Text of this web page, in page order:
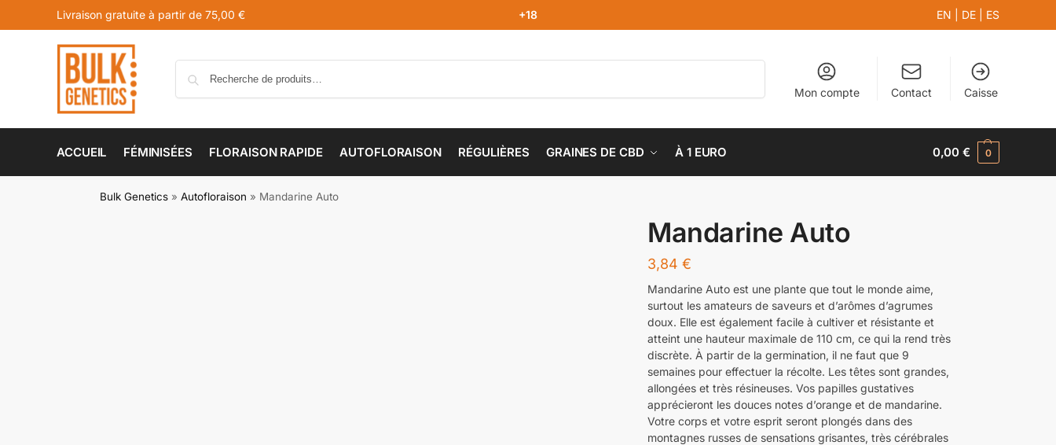
Livraison gratuite à partir de 75,00 € +18 EN DE ES
Mon compte Contact Caisse
ACCUEIL FÉMINISÉES FLORAISON RAPIDE AUTOFLORAISON RÉGULIÈRES GRAINES DE CBD À 1 EURO 0,00€ 0
Bulk Genetics »Autofloraison » Mandarine Auto
Mandarine Auto
3,84€
Mandarine Auto est une plante que tout le monde aime,
surtout les amateurs de saveurs et d’arômes d’agrumes
doux. Elle est également facile à cultiver et résistante et
atteint une hauteur maximale de 110 cm, ce qui la rend très
discrète. À partir de la germination, il ne faut que 9
semaines pour effectuer la récolte. Les têtes sont grandes,
allongées et très résineuses. Vos papilles gustatives
apprécieront les douces notes d’orange et de mandarine.
Votre corps et votre esprit seront plongés dans des
montagnes russes de sensations grisantes, très cérébrales